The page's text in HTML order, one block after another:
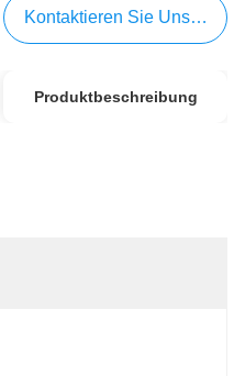
Kontaktieren Sie Uns Jetzt
Produktbeschreibung